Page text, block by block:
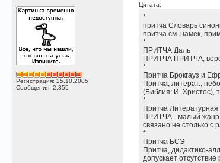
Регистрация: 25.10.2005
Сообщения: 2,355
Цитата:
*
притча Словарь
притча см. намек,
*
ПРИТЧА Даль
ПРИТЧА ПРИТЧА,
*
Притча Брокгауз и
Притча, литерат.,
(Библия; И. Христос),
*
Притча
ПРИТЧА - малый жанр
связано не столько с
*
Притча БСЭ
Притча, дидактико-
допускает